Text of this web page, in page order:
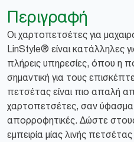
Περιγραφή
Οι χαρτοπετσέτες για
LinStyle® είναι κατάλληλες
πλήρεις υπηρεσίες, όπου η
σημαντική για τους
πετσέτας είναι πιο απαλή
χαρτοπετσέτες, σαν ύφασμα,
απορροφητικές. Δώστε
εμπειρία μίας λινής